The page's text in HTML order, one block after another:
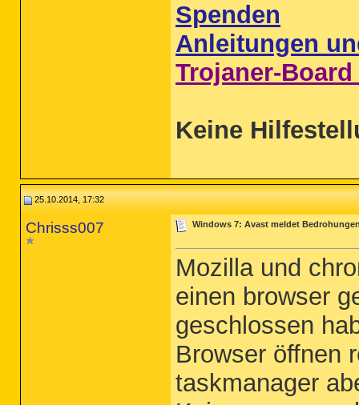
Spenden
Anleitungen
Trojaner-
Keine
25.10.2014, 17:32
Chrisss007 Windows 7: Avast meldet
Mozilla und
einen browser
geschlossen
Browser öffnen
taskmanager